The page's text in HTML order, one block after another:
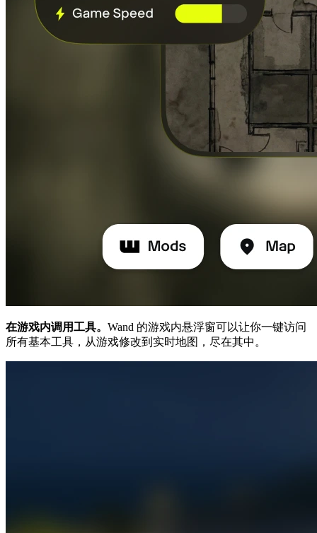
在游戏内调用工具。 Wand 的游戏内悬浮窗可以让你一键访问
所有基本工具，从游戏修改到实时地图，尽在其中。